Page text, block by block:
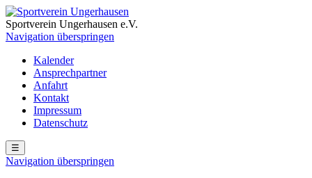
Sportverein Ungerhausen e.V.
Navigation überspringen
Kalender
Ansprechpartner
Anfahrt
Kontakt
Impressum
Datenschutz
☰
Navigation überspringen